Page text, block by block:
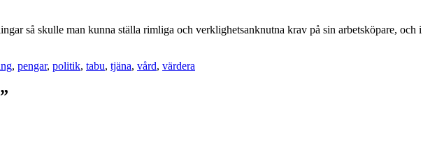
så skulle man kunna ställa rimliga och verklighetsanknutna krav på sin arbetsköpare, och i
, pengar, politik, tabu, tjäna, vård, värdera